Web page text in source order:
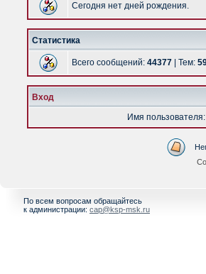
Сегодня нет дней рождения.
Статистика
Всего сообщений: 44377 | Тем:
Вход
Имя пользователя:
По всем вопросам обращайтесь
к администрации: cap@ksp-msk.ru